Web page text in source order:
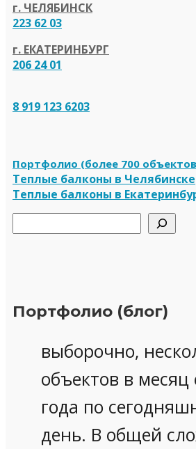
г. ЧЕЛЯБИНСК
223 62 03
г. ЕКАТЕРИНБУРГ
206 24 01
8 919 123 6203
Портфолио (более 700
Теплые балконы в Челябинске
Теплые балконы в
Портфолио (блог)
выборочно,
объектов в месяц
года по
день. В общей